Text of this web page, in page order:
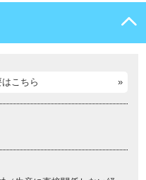
こちら